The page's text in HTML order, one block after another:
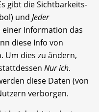
gibt die Sichtbarkeits-
und Jeder
einer Information das
diese Info von
Um dies zu ändern,
Nur ich.
diese Daten (von
verborgen.